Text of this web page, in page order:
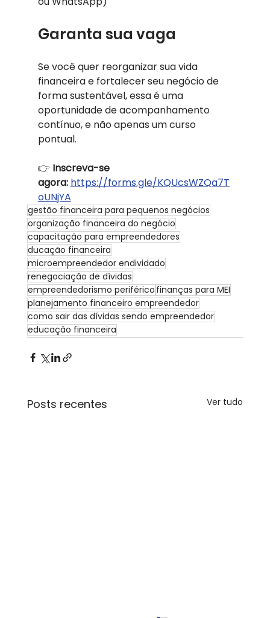
Garanta sua vaga
Se você quer reorganizar sua vida
financeira e fortalecer seu negócio de
forma sustentável, essa é uma
oportunidade de acompanhamento
contínuo, e não apenas um curso
pontual.
👉 Inscreva-se
agora: https://forms.gle/KQUcsWZQa7T
oUNjYA
gestão financeira para pequenos negócios
organização financeira do negócio
capacitação para empreendedores
ducação financeira
microempreendedor endividado
renegociação de dívidas
empreendedorismo periférico finanças para MEI
planejamento financeiro empreendedor
como sair das dívidas sendo empreendedor
educação financeira
Posts recentes Ver tudo